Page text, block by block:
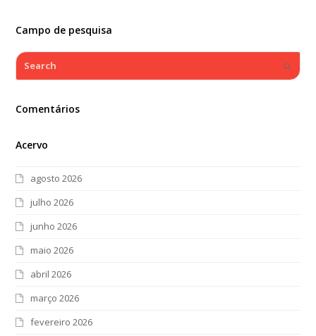
Campo de pesquisa
Search
Comentários
Acervo
agosto 2026
julho 2026
junho 2026
maio 2026
abril 2026
março 2026
fevereiro 2026